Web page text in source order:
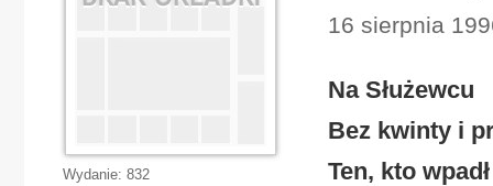
16 sierpnia
Na Służewcu
Bez kwinty i
Ten, kto
Wydanie: 832